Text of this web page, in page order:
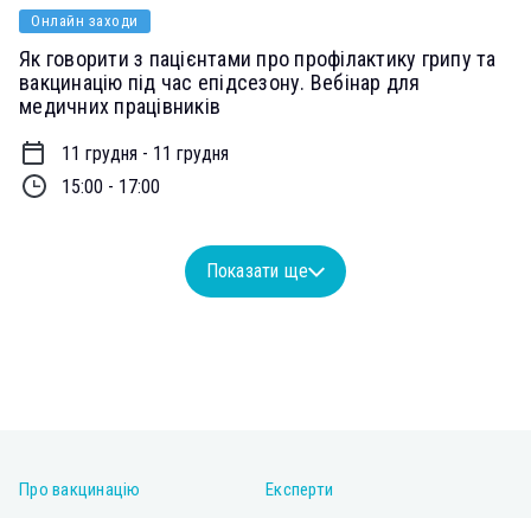
Онлайн заходи
Як говорити з пацієнтами про профілактику грипу та
вакцинацію під час епідсезону. Вебінар для
медичних працівників
11 грудня - 11 грудня
15:00 - 17:00
Показати ще
Про вакцинацію Експерти